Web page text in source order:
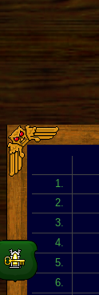
1.
2.
3.
4.
5.
6.